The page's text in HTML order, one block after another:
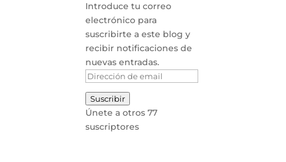
Introduce tu correo
electrónico para
suscribirte a este blog y
recibir notificaciones de
nuevas entradas.
Dirección
de
email
Suscribir
Únete a otros 77
suscriptores